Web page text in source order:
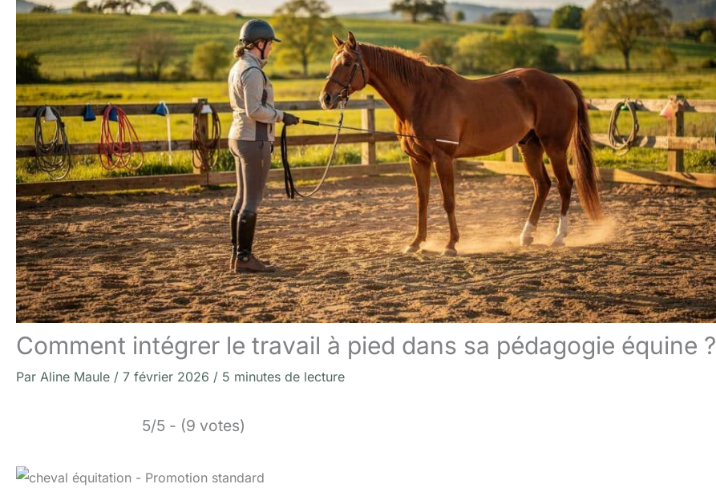
Comment intégrer le travail à pied dans sa pédagogie équine ?
Par Aline Maule / 7 février 2026 / 5 minutes de lecture
5/5 - (9 votes)